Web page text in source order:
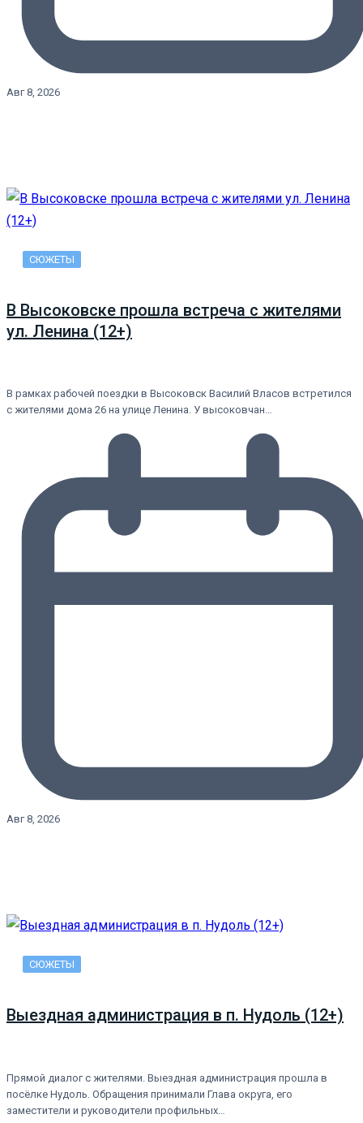
Авг 8, 2026
СЮЖЕТЫ
В Высоковске прошла встреча с жителями
ул. Ленина (12+)
В рамках рабочей поездки в Высоковск Василий Власов встретился
с жителями дома 26 на улице Ленина. У высоковчан…
Авг 8, 2026
СЮЖЕТЫ
Выездная администрация в п. Нудоль (12+)
Прямой диалог с жителями. Выездная администрация прошла в
посёлке Нудоль. Обращения принимали Глава округа, его
заместители и руководители профильных…